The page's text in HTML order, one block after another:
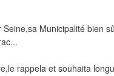
Municipalité bien
rappela et souhaita